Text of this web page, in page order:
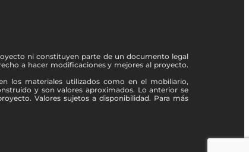
ni constituyen parte de un documento legal
a hacer modificaciones y mejores al proyecto.
los materiales utilizados como en el mobiliario,
y son valores aproximados. Lo anterior se
Valores sujetos a disponibilidad. Para más